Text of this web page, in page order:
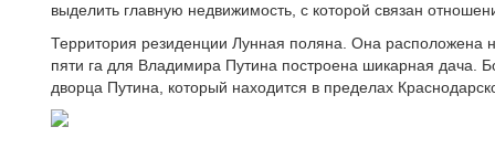
выделить главную недвижимость, с которой связан
Территория резиденции Лунная поляна. Она расположена
пяти га для Владимира Путина построена шикарная дача.
дворца Путина, который находится в пределах